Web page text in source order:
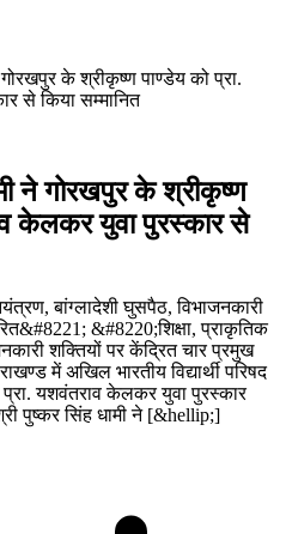
के श्रीकृष्ण पाण्डेय को प्रा.
से किया सम्मानित
ने गोरखपुर के श्रीकृष्ण
केलकर युवा पुरस्कार से
बांग्लादेशी घुसपैठ, विभाजनकारी
&#8220;शिक्षा, प्राकृतिक
शक्तियों पर केंद्रित चार प्रमुख
में अखिल भारतीय विद्यार्थी परिषद
यशवंतराव केलकर युवा पुरस्कार
पुष्कर सिंह धामी ने [&hellip;]